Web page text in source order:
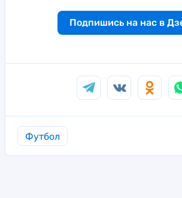
Подпишись на нас в
Футбол